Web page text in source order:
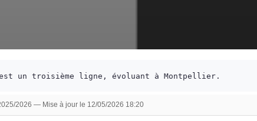
est un troisième ligne, évoluant à Montpellier.
2026 — Mise à jour le 12/05/2026 18:20